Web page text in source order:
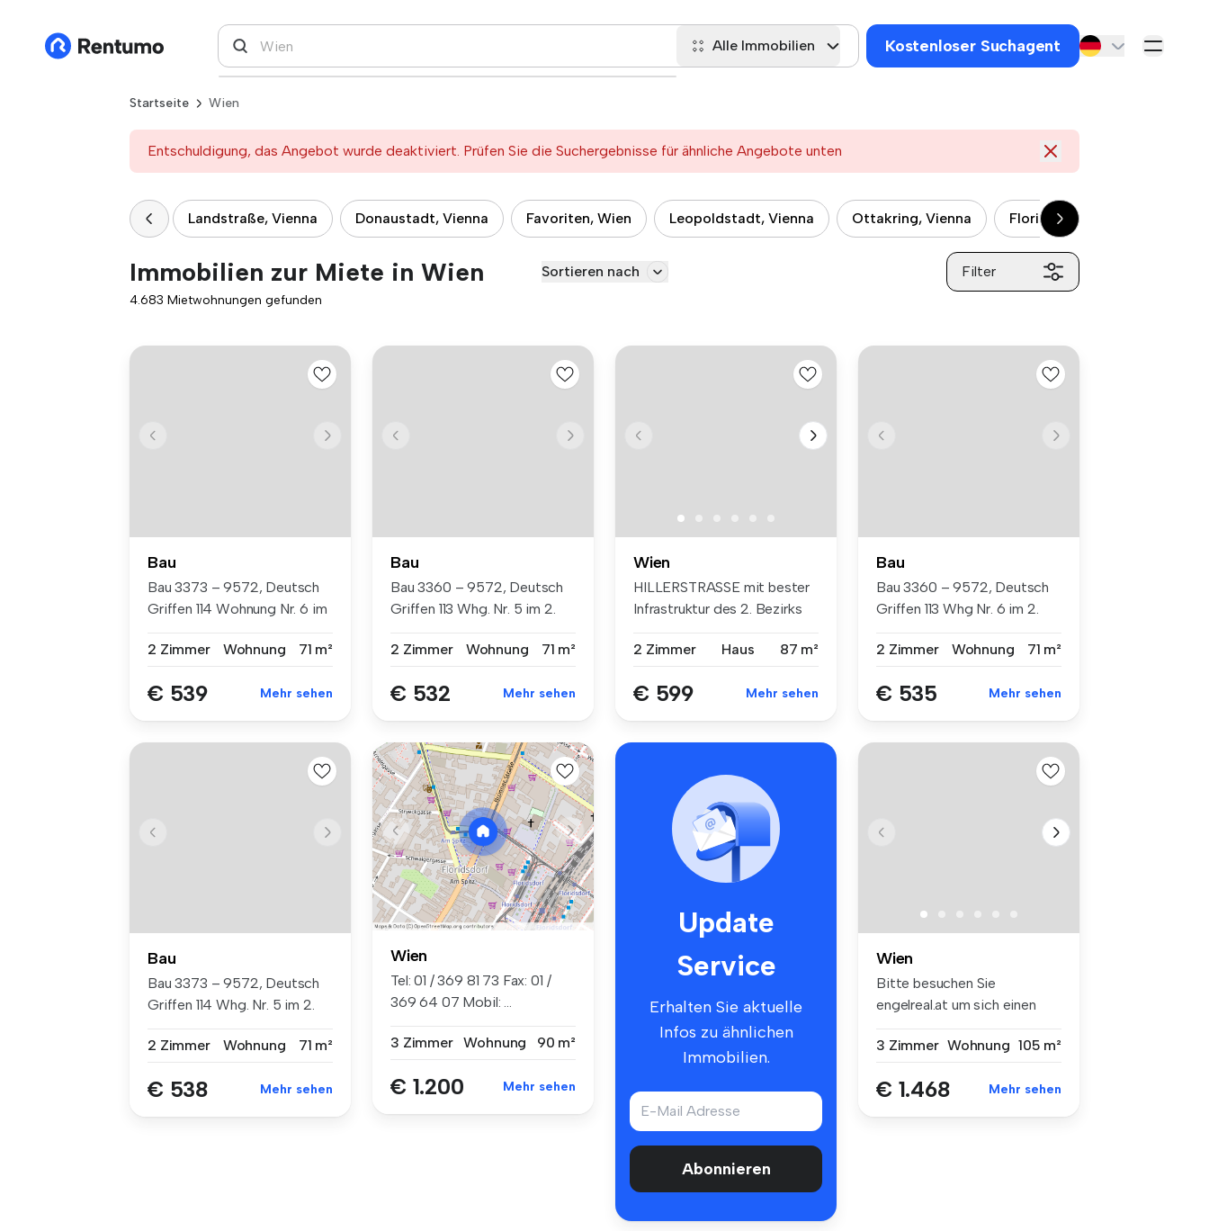
Alle Immobilien Kostenloser Suchagent
Startseite Wien
Entschuldigung, das Angebot wurde deaktiviert. Prüfen Sie die Suchergebnisse für ähnliche Angebote unten
Landstraße, Vienna Donaustadt, Vienna Favoriten, Wien Leopoldstadt, Vienna Ottakring, Vienna Floridsdorf, Vienna
Immobilien zur Miete in Wien Sortieren nach Filter
4.683 Mietwohnungen gefunden
Bau
Bau 3373 – 9572, Deutsch
Griffen 114 Wohnung Nr. 6 im
2 Zimmer
Wohnung 71 m²
€ 539 Mehr sehen
Bau
Bau 3360 – 9572, Deutsch
Griffen 113 Whg. Nr. 5 im 2.
2 Zimmer
Wohnung 71 m²
€ 532 Mehr sehen
Wien
HILLERSTRASSE mit bester
Infrastruktur des 2. Bezirks
2 Zimmer
Haus 87 m²
€ 599 Mehr sehen
Bau
Bau 3360 – 9572, Deutsch
Griffen 113 Whg Nr. 6 im 2.
2 Zimmer
Wohnung 71 m²
€ 535 Mehr sehen
Bau
Bau 3373 – 9572, Deutsch
Griffen 114 Whg. Nr. 5 im 2.
2 Zimmer
Wohnung 71 m²
€ 538 Mehr sehen
Wien
Tel: 01 / 369 81 73 Fax: 01 /
369 64 07 Mobil: ...
3 Zimmer Wohnung 90 m²
€ 1.200 Mehr sehen
Update
Service
Erhalten Sie aktuelle
Infos zu ähnlichen
Immobilien.
Abonnieren
Wien
Bitte besuchen Sie
engelreal.at um sich einen
3 Zimmer Wohnung 105 m²
€ 1.468 Mehr sehen